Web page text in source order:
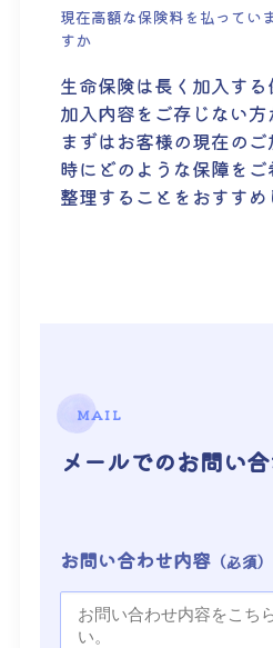
現在高額な保険料を払ってい
すか
生命保険は長く加入す
加入内容をご存じない方
まずはお客様の現在の
時にどのような保障を
整理することをおすすめ
MAIL
メールでのお問い
お問い合わせ内容 （必須）